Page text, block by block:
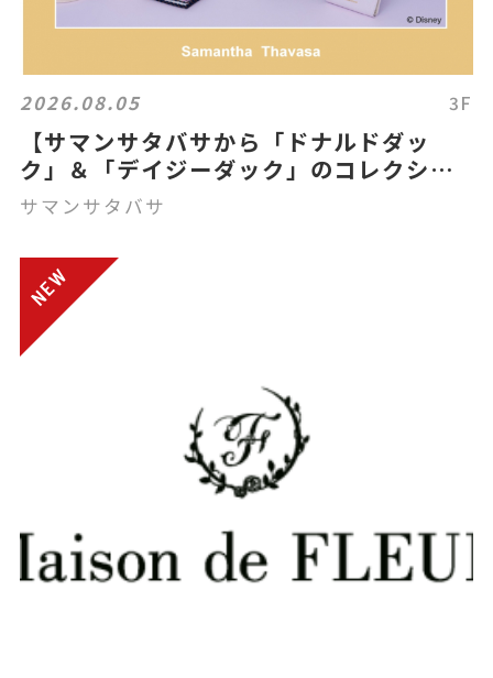
2026.08.05 3F
【サマンサタバサから「ドナルドダッ
ク」＆「デイジーダック」のコレクショ
ンアイテムを発売！】
サマンサタバサ